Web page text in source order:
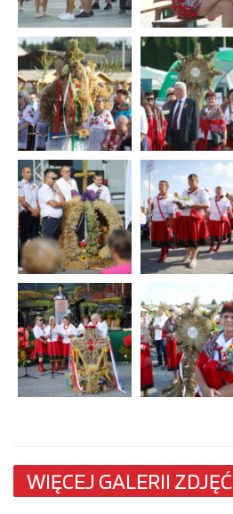
WIĘCEJ GALERII ZDJĘĆ